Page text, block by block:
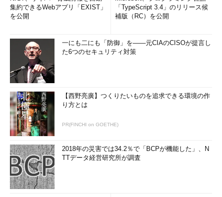
集約できるWebアプリ「EXIST」
を公開
「TypeScript 3.4」のリリース候
補版（RC）を公開
一にも二にも「防御」を――元CIAのCISOが提言し
た6つのセキュリティ対策
【西野亮廣】つくりたいものを追求できる環境の作
り方とは
PR(FINCHI on GOETHE)
2018年の災害では34.2％で「BCPが機能した」、N
TTデータ経営研究所が調査